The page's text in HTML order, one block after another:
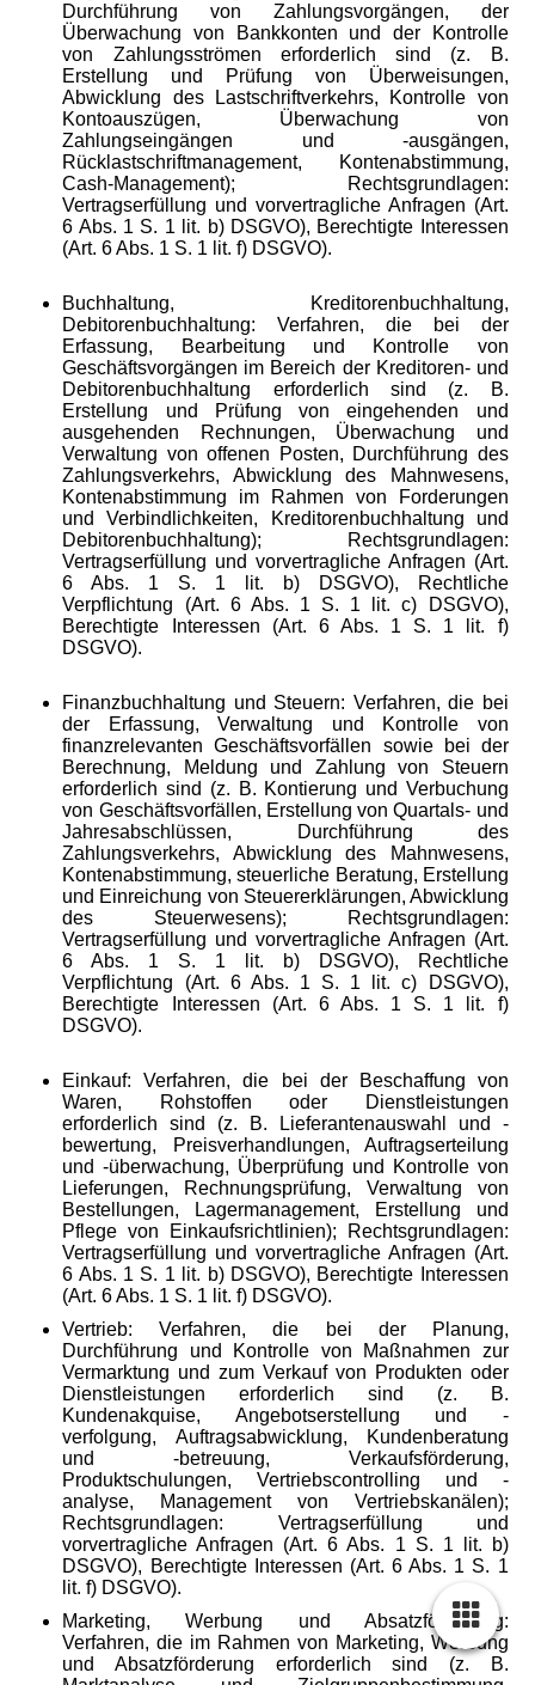
Durchführung von Zahlungsvorgängen, der
Überwachung von Bankkonten und der Kontrolle
von Zahlungsströmen erforderlich sind (z. B.
Erstellung und Prüfung von Überweisungen,
Abwicklung des Lastschriftverkehrs, Kontrolle von
Kontoauszügen, Überwachung von
Zahlungseingängen und -ausgängen,
Rücklastschriftmanagement, Kontenabstimmung,
Cash-Management); Rechtsgrundlagen:
Vertragserfüllung und vorvertragliche Anfragen (Art.
6 Abs. 1 S. 1 lit. b) DSGVO), Berechtigte Interessen
(Art. 6 Abs. 1 S. 1 lit. f) DSGVO).
Buchhaltung, Kreditorenbuchhaltung,
Debitorenbuchhaltung: Verfahren, die bei der
Erfassung, Bearbeitung und Kontrolle von
Geschäftsvorgängen im Bereich der Kreditoren- und
Debitorenbuchhaltung erforderlich sind (z. B.
Erstellung und Prüfung von eingehenden und
ausgehenden Rechnungen, Überwachung und
Verwaltung von offenen Posten, Durchführung des
Zahlungsverkehrs, Abwicklung des Mahnwesens,
Kontenabstimmung im Rahmen von Forderungen
und Verbindlichkeiten, Kreditorenbuchhaltung und
Debitorenbuchhaltung); Rechtsgrundlagen:
Vertragserfüllung und vorvertragliche Anfragen (Art.
6 Abs. 1 S. 1 lit. b) DSGVO), Rechtliche
Verpflichtung (Art. 6 Abs. 1 S. 1 lit. c) DSGVO),
Berechtigte Interessen (Art. 6 Abs. 1 S. 1 lit. f)
DSGVO).
Finanzbuchhaltung und Steuern: Verfahren, die bei
der Erfassung, Verwaltung und Kontrolle von
finanzrelevanten Geschäftsvorfällen sowie bei der
Berechnung, Meldung und Zahlung von Steuern
erforderlich sind (z. B. Kontierung und Verbuchung
von Geschäftsvorfällen, Erstellung von Quartals- und
Jahresabschlüssen, Durchführung des
Zahlungsverkehrs, Abwicklung des Mahnwesens,
Kontenabstimmung, steuerliche Beratung, Erstellung
und Einreichung von Steuererklärungen, Abwicklung
des Steuerwesens); Rechtsgrundlagen:
Vertragserfüllung und vorvertragliche Anfragen (Art.
6 Abs. 1 S. 1 lit. b) DSGVO), Rechtliche
Verpflichtung (Art. 6 Abs. 1 S. 1 lit. c) DSGVO),
Berechtigte Interessen (Art. 6 Abs. 1 S. 1 lit. f)
DSGVO).
Einkauf: Verfahren, die bei der Beschaffung von
Waren, Rohstoffen oder Dienstleistungen
erforderlich sind (z. B. Lieferantenauswahl und -
bewertung, Preisverhandlungen, Auftragserteilung
und -überwachung, Überprüfung und Kontrolle von
Lieferungen, Rechnungsprüfung, Verwaltung von
Bestellungen, Lagermanagement, Erstellung und
Pflege von Einkaufsrichtlinien); Rechtsgrundlagen:
Vertragserfüllung und vorvertragliche Anfragen (Art.
6 Abs. 1 S. 1 lit. b) DSGVO), Berechtigte Interessen
(Art. 6 Abs. 1 S. 1 lit. f) DSGVO).
Vertrieb: Verfahren, die bei der Planung,
Durchführung und Kontrolle von
Maßnahmen zur
Vermarktung und zum Verkauf von Produkten oder
Dienstleistungen erforderlich sind (z. B.
Kundenakquise, Angebotserstellung und -
verfolgung, Auftragsabwicklung, Kundenberatung
und -betreuung, Verkaufsförderung,
Produktschulungen, Vertriebscontrolling und -
analyse,
Management von Vertriebskanälen);
Rechtsgrundlagen: Vertragserfüllung und
vorvertragliche Anfragen (Art. 6 Abs. 1 S. 1 lit. b)
DSGVO), Berechtigte
Interessen (Art. 6 Abs. 1 S. 1
lit. f) DSGVO).
Marketing, Werbung und Absatzförderung:
Verfahren, die im Rahmen von Marketing, Werbung
und Absatzförderung erforderlich sind (z. B.